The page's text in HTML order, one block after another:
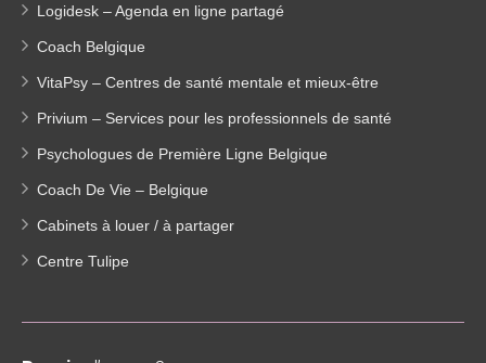
Logidesk – Agenda en ligne partagé
Coach Belgique
VitaPsy – Centres de santé mentale et mieux-être
Privium – Services pour les professionnels de santé
Psychologues de Première Ligne Belgique
Coach De Vie – Belgique
Cabinets à louer / à partager
Centre Tulipe